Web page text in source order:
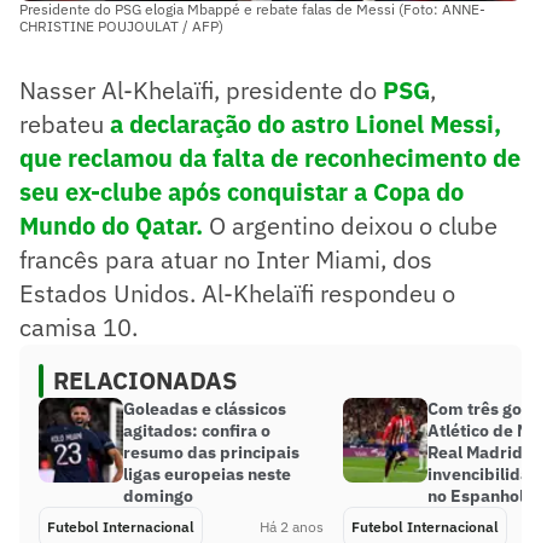
Presidente do PSG elogia Mbappé e rebate falas de Messi (Foto: ANNE-
CHRISTINE POUJOULAT / AFP)
Nasser Al-Khelaïfi, presidente do PSG,
rebateu a declaração do astro Lionel Messi,
que reclamou da falta de reconhecimento de
seu ex-clube após conquistar a Copa do
Mundo do Qatar. O argentino deixou o clube
francês para atuar no Inter Miami, dos
Estados Unidos. Al-Khelaïfi respondeu o
camisa 10.
RELACIONADAS
Goleadas e clássicos
agitados: confira o
resumo das principais
ligas europeias neste
domingo
Futebol Internacional Há 2 anos
Com três gols
Atlético de
Real Madrid
no Espanhol
Futebol Internacional